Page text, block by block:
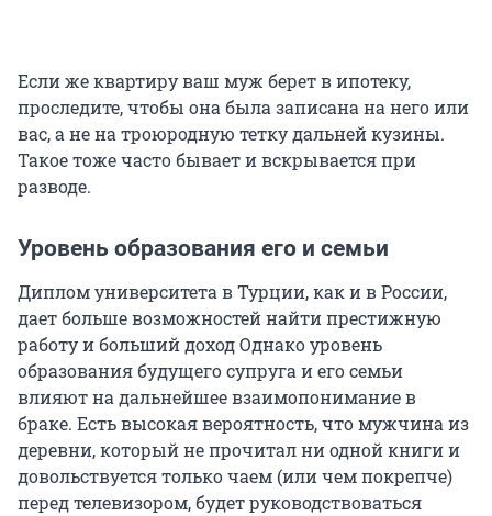
Если же квартиру ваш муж берет в ипотеку,
проследите, чтобы она была записана на него или
вас, а не на троюродную тетку дальней кузины.
Такое тоже часто бывает и вскрывается при
разводе.
Уровень образования его и семьи
Диплом университета в Турции, как и в России,
дает больше возможностей найти престижную
работу и больший доход Однако уровень
образования будущего супруга и его семьи
влияют на дальнейшее взаимопонимание в
браке. Есть высокая вероятность, что мужчина из
деревни, который не прочитал ни одной книги и
довольствуется только чаем (или чем покрепче)
перед телевизором, будет руководствоваться